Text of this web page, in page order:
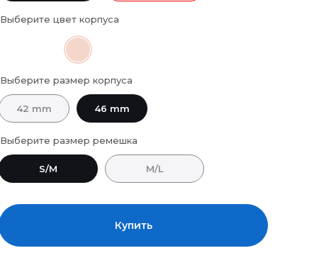
Выберите цвет корпуса
Выберите размер корпуса
Выберите размер ремешка
S/M M/L
46 mm
42 mm
Купить